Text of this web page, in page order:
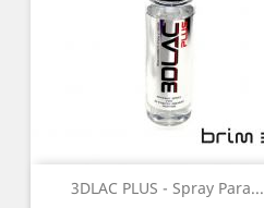
3DLAC PLUS - Spray Para...